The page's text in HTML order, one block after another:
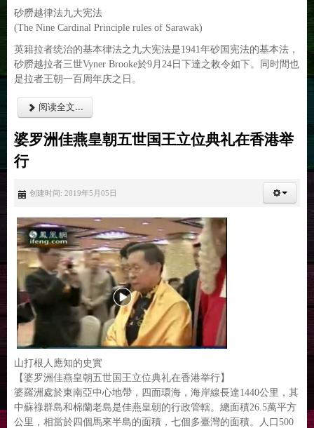
砂朥越律法九大宪法
(The Nine Cardinal Principle rules of Sarawak)
英籍拉者统治的基本律法之九大宪法是1941年砂国宪法的基本法，
砂朥越拉者三世Vyner Brooke於9月24日下達之敇令如下。同时間也
是拉者王朝一百周年庆之日。
阅读全文...
婆罗洲佳燕皇朝五世国王立位典礼在香港举
行
创建时间: 2019年5月05日
山打根人應知的史實
【婆罗洲佳燕皇朝五世国王立位典礼在香港举行】
婆羅洲處於東南亞中心地帶，四面環海，海岸線長達1440公里，其
中蘇祿群島和棉蘭老島是佳燕皇朝的行政管轄。總面積26.5萬平方
公里，相當於四個馬來半島的面積，七個多臺灣的面積。人口500